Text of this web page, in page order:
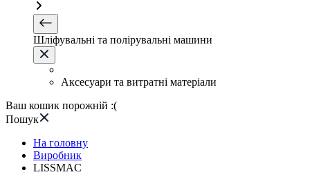
Шліфувальні та полірувальні машини
Аксесуари та витратні матеріали
Ваш кошик порожній :(
Пошук
На головну
Виробник
LISSMAC